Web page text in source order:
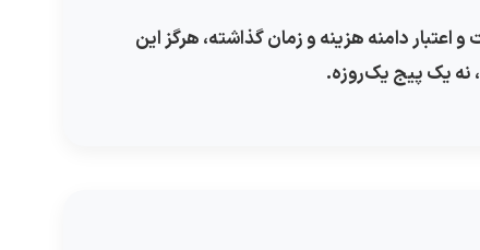
دامنه هزینه و زمان گذاشته، هرگز این
نه یک پیج یک‌روزه.